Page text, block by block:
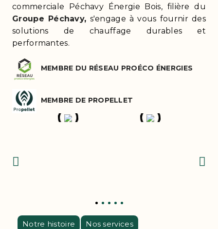
commerciale Péchavy Énergie Bois, filière du
Groupe Péchavy, s'engage à vous fournir des
solutions de chauffage durables et
performantes.
MEMBRE DU RÉSEAU PROÉCO ÉNERGIES
MEMBRE DE PROPELLET
Notre histoire Nos services